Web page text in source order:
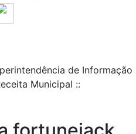
de Informação
Municipal ::